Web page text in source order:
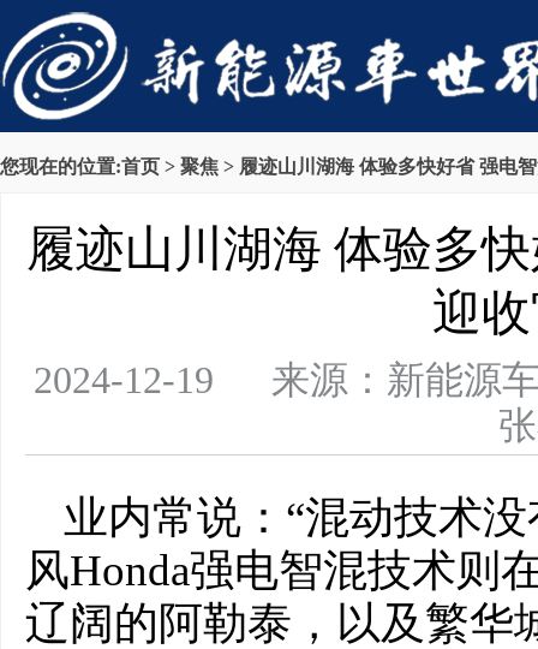
您现在的位置:首页 > 聚焦 > 履迹山川湖海 体验多快好省 强电
履迹山川湖海 体验多
迎
2024-12-19 来源：新能
业内常说：“混动技术
风Honda强电智混技术则
辽阔的阿勒泰，以及繁华